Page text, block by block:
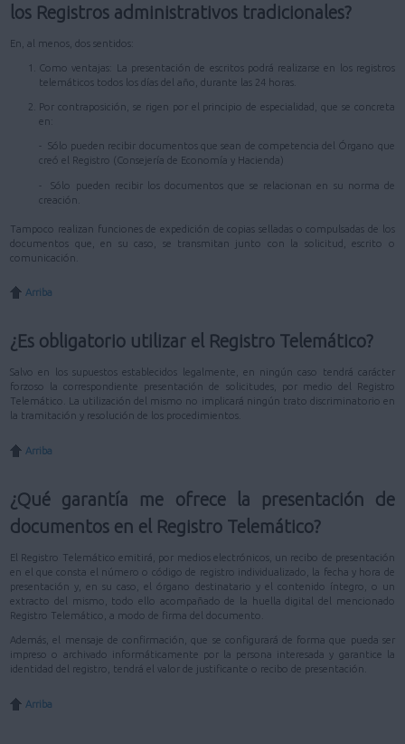
los Registros administrativos tradicionales?
En, al menos, dos sentidos:
Como ventajas: La presentación de escritos podrá realizarse en los registros
telemáticos todos los días del año, durante las 24 horas.
Por contraposición, se rigen por el principio de especialidad, que se concreta
en:
- Sólo pueden recibir documentos que sean de competencia del Órgano que
creó el Registro (Consejería de Economía y Hacienda)
- Sólo pueden recibir los documentos que se relacionan en su norma de
creación.
Tampoco realizan funciones de expedición de copias selladas o compulsadas de los
documentos que, en su caso, se transmitan junto con la solicitud, escrito o
comunicación.
Arriba
¿Es obligatorio utilizar el Registro Telemático?
Salvo en los supuestos establecidos legalmente, en ningún caso tendrá carácter
forzoso la correspondiente presentación de solicitudes, por medio del Registro
Telemático. La utilización del mismo no implicará ningún trato discriminatorio en
la tramitación y resolución de los procedimientos.
Arriba
¿Qué garantía me ofrece la presentación de
documentos en el Registro Telemático?
El Registro Telemático emitirá, por medios electrónicos, un recibo de presentación
en el que consta el número o código de registro individualizado, la fecha y hora de
presentación y, en su caso, el órgano destinatario y el contenido íntegro, o un
extracto del mismo, todo ello acompañado de la huella digital del mencionado
Registro Telemático, a modo de firma del documento.
Además, el mensaje de confirmación, que se configurará de forma que pueda ser
impreso o archivado informáticamente por la persona interesada y garantice la
identidad del registro, tendrá el valor de justificante o recibo de presentación.
Arriba